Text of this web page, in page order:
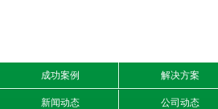
成功案例 解决方案
新闻动态 公司动态